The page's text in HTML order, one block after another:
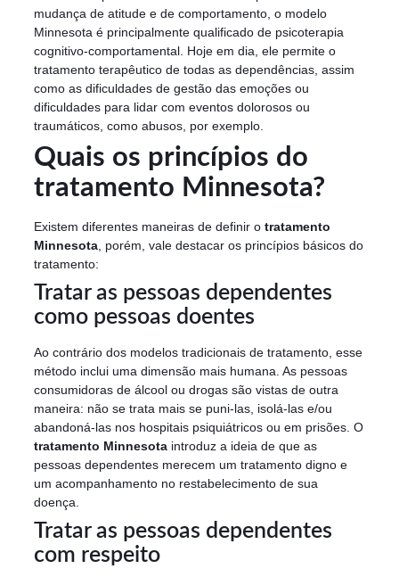
mudança de atitude e de comportamento, o modelo
Minnesota é principalmente qualificado de psicoterapia
cognitivo-comportamental. Hoje em dia, ele permite o
tratamento terapêutico de todas as dependências, assim
como as dificuldades de gestão das emoções ou
dificuldades para lidar com eventos dolorosos ou
traumáticos, como abusos, por exemplo.
Quais os princípios do
tratamento Minnesota?
Existem diferentes maneiras de definir o tratamento
Minnesota, porém, vale destacar os princípios básicos do
tratamento:
Tratar as pessoas dependentes
como pessoas doentes
Ao contrário dos modelos tradicionais de tratamento, esse
método inclui uma dimensão mais humana. As pessoas
consumidoras de álcool ou drogas são vistas de outra
maneira: não se trata mais se puni-las, isolá-las e/ou
abandoná-las nos hospitais psiquiátricos ou em prisões. O
tratamento Minnesota introduz a ideia de que as
pessoas dependentes merecem um tratamento digno e
um acompanhamento no restabelecimento de sua
doença.
Tratar as pessoas dependentes
com respeito